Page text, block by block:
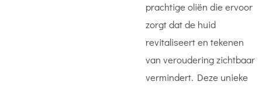
prachtige oliën die ervoor
zorgt dat de huid
revitaliseert en tekenen
van veroudering zichtbaar
vermindert. Deze unieke